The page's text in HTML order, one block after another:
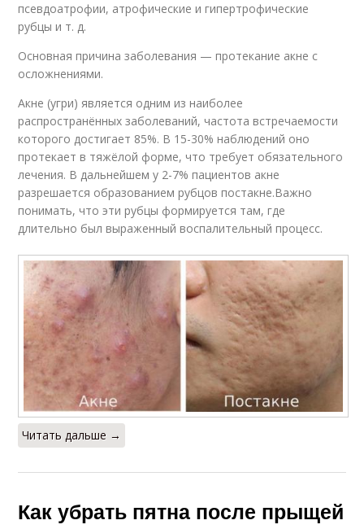
псевдоатрофии, атрофические и гипертрофические
рубцы и т. д.
Основная причина заболевания — протекание акне с
осложнениями.
Акне (угри) является одним из наиболее
распространённых заболеваний, частота встречаемости
которого достигает 85%. В 15-30% наблюдений оно
протекает в тяжёлой форме, что требует обязательного
лечения. В дальнейшем у 2-7% пациентов акне
разрешается образованием рубцов постакне.Важно
понимать, что эти рубцы формируется там, где
длительно был выраженный воспалительный процесс.
Читать дальше →
Как убрать пятна после прыщей